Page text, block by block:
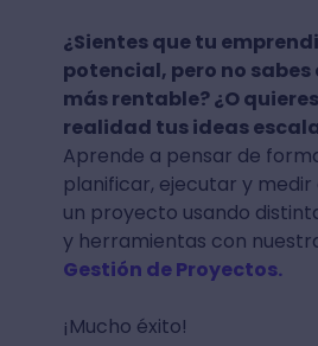
¿Sientes que tu
potencial, pero no
más rentable? ¿O
realidad tus ideas
Aprende a pensar de
planificar, ejecutar y
un proyecto usando
y herramientas con
Gestión de Proyectos.
¡Mucho éxito!